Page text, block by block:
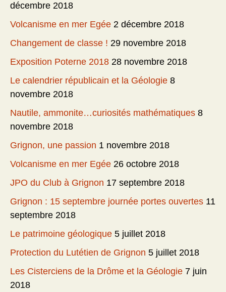
décembre 2018
Volcanisme en mer Egée 2 décembre 2018
Changement de classe ! 29 novembre 2018
Exposition Poterne 2018 28 novembre 2018
Le calendrier républicain et la Géologie 8
novembre 2018
Nautile, ammonite…curiosités mathématiques 8
novembre 2018
Grignon, une passion 1 novembre 2018
Volcanisme en mer Egée 26 octobre 2018
JPO du Club à Grignon 17 septembre 2018
Grignon : 15 septembre journée portes ouvertes 11
septembre 2018
Le patrimoine géologique 5 juillet 2018
Protection du Lutétien de Grignon 5 juillet 2018
Les Cisterciens de la Drôme et la Géologie 7 juin
2018